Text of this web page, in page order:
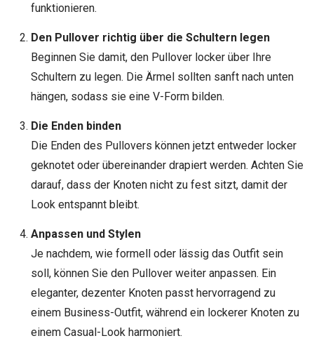
funktionieren.
Den Pullover richtig über die Schultern legen
Beginnen Sie damit, den Pullover locker über Ihre
Schultern zu legen. Die Ärmel sollten sanft nach unten
hängen, sodass sie eine V-Form bilden.
Die Enden binden
Die Enden des Pullovers können jetzt entweder locker
geknotet oder übereinander drapiert werden. Achten Sie
darauf, dass der Knoten nicht zu fest sitzt, damit der
Look entspannt bleibt.
Anpassen und Stylen
Je nachdem, wie formell oder lässig das Outfit sein
soll, können Sie den Pullover weiter anpassen. Ein
eleganter, dezenter Knoten passt hervorragend zu
einem Business-Outfit, während ein lockerer Knoten zu
einem Casual-Look harmoniert.